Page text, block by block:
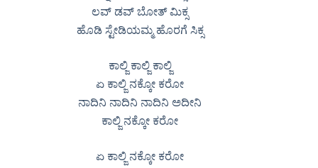
ಲವ್ ಡವ್ ಬೋತ್ ಮಿಕ್ಸ
ಹೊಡಿ ಸ್ಟೇಡಿಯಮ್ಮ ಹೊರಗೆ ಸಿಕ್ಸ
ಕಾಲ್ಜಿ ಕಾಲ್ಜಿ ಕಾಲ್ಜಿ
ಏ ಕಾಲ್ಜಿ ನಕ್ಕೋ ಕರೋ
ನಾದಿನಿ ನಾದಿನಿ ನಾದಿನಿ ಅದೀನಿ
ಕಾಲ್ಜಿ ನಕ್ಕೋ ಕರೋ
ಏ ಕಾಲ್ಜಿ ನಕ್ಕೋ ಕರೋ